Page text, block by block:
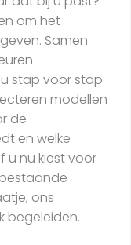
om het
Samen
stap voor stap
modellen
de
en welke
u nu kiest voor
ons
begeleiden.